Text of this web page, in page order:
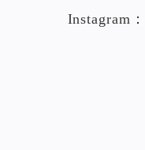
Instagram：